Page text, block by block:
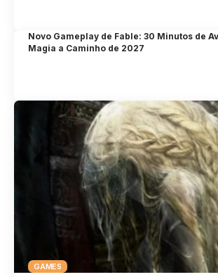
Novo Gameplay de Fable: 30 Minutos de
Magia a Caminho de 2027
GAMES